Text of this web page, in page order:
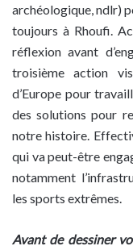
archéologique, ndlr)
toujours à Rhoufi.
réflexion avant
troisième action
d’Europe pour
des solutions pour
notre histoire.
qui va peut-être
notamment
les sports extrêmes.
Avant de dessiner